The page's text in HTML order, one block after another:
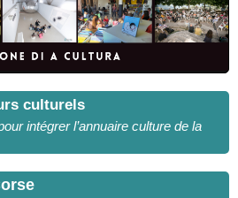
culturels
intégrer l’annuaire culture de la